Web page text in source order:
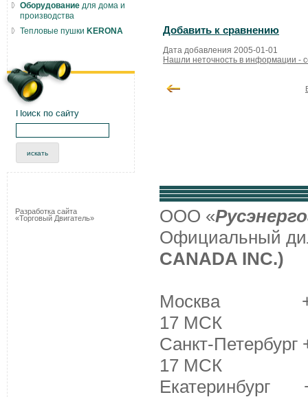
Добавить к сравнению
Дата добавления 2005-01-01
Нашли неточность в информации -
Оборудование для дома и
производства
Тепловые пушки KERONA
Поиск по сайту
Разработка сайта
«Торговый Двигатель»
ООО «
Официальный
CANADA INC.)
Москва +7
17 МСК
Санкт-
17 МСК
Екатеринбург